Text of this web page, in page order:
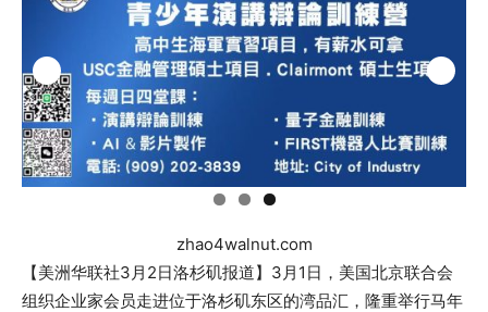
zhao4walnut.com
【美洲华联社3月2日洛杉矶报道】3月1日，美国北京联合会
组织企业家会员走进位于洛杉矶东区的湾品汇，隆重举行马年